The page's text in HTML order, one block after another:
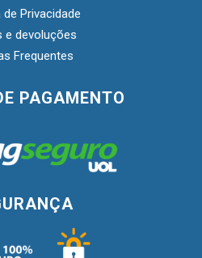
Privacidade
e devoluções
Frequentes
PAGAMENTO